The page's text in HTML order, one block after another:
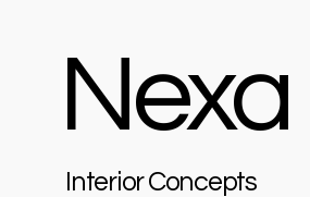
Interior Concepts